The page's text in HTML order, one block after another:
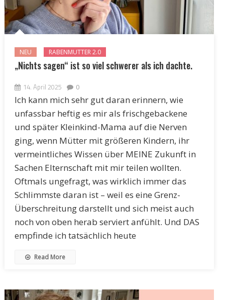
NEU RABENMUTTER 2.0
„Nichts sagen“ ist so viel schwerer als ich dachte.
14. April 2025 0
Ich kann mich sehr gut daran erinnern, wie
unfassbar heftig es mir als frischgebackene
und später Kleinkind-Mama auf die Nerven
ging, wenn Mütter mit größeren Kindern, ihr
vermeintliches Wissen über MEINE Zukunft in
Sachen Elternschaft mit mir teilen wollten.
Oftmals ungefragt, was wirklich immer das
Schlimmste daran ist – weil es eine Grenz-
Überschreitung darstellt und sich meist auch
noch von oben herab serviert anfühlt. Und DAS
empfinde ich tatsächlich heute
Read More